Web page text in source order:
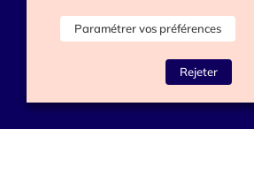
Besoin d’aide
Contactez-nous
Paramétrer vos préférences
Rejeter